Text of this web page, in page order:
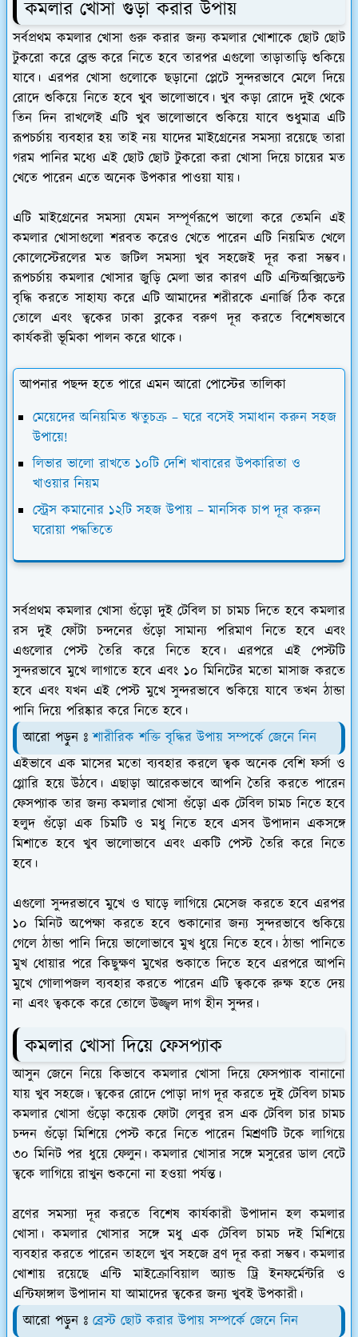
কমলার খোসা গুড়া করার উপায়
সর্বপ্রথম কমলার খোসা গুরু করার জন্য কমলার খোশাকে ছোট ছোট
টুকরো করে ব্লেন্ড করে নিতে হবে তারপর এগুলো তাড়াতাড়ি শুকিয়ে
যাবে। এরপর খোসা গুলোকে ছড়ানো প্লেটে সুন্দরভাবে মেলে দিয়ে
রোদে শুকিয়ে নিতে হবে খুব ভালোভাবে। খুব কড়া রোদে দুই থেকে
তিন দিন রাখলেই এটি খুব ভালোভাবে শুকিয়ে যাবে শুধুমাত্র এটি
রূপচর্চায় ব্যবহার হয় তাই নয় যাদের মাইগ্রেনের সমস্যা রয়েছে তারা
গরম পানির মধ্যে এই ছোট ছোট টুকরো করা খোসা দিয়ে চায়ের মত
খেতে পারেন এতে অনেক উপকার পাওয়া যায়।
এটি মাইগ্রেনের সমস্যা যেমন সম্পূর্ণরূপে ভালো করে তেমনি এই
কমলার খোসাগুলো শরবত করেও খেতে পারেন এটি নিয়মিত খেলে
কোলেস্টেরলের মত জটিল সমস্যা খুব সহজেই দূর করা সম্ভব।
রূপচর্চায় কমলার খোসার জুড়ি মেলা ভার কারণ এটি এন্টিঅক্সিডেন্ট
বৃদ্ধি করতে সাহায্য করে এটি আমাদের শরীরকে এনার্জি ঠিক করে
তোলে এবং ত্বকের ঢাকা ব্লকের বরুণ দূর করতে বিশেষভাবে
কার্যকরী ভূমিকা পালন করে থাকে।
আপনার পছন্দ হতে পারে এমন আরো পোস্টের তালিকা
মেয়েদের অনিয়মিত ঋতুচক্র – ঘরে বসেই সমাধান করুন সহজ
উপায়ে!
লিভার ভালো রাখতে ১০টি দেশি খাবারের উপকারিতা ও
খাওয়ার নিয়ম
স্ট্রেস কমানোর ১২টি সহজ উপায় – মানসিক চাপ দূর করুন
ঘরোয়া পদ্ধতিতে
সর্বপ্রথম কমলার খোসা গুঁড়ো দুই টেবিল চা চামচ দিতে হবে কমলার
রস দুই ফোঁটা চন্দনের গুঁড়ো সামান্য পরিমাণ নিতে হবে এবং
এগুলোর পেস্ট তৈরি করে নিতে হবে। এরপরে এই পেস্টটি
সুন্দরভাবে মুখে লাগাতে হবে এবং ১০ মিনিটের মতো মাসাজ করতে
হবে এবং যখন এই পেস্ট মুখে সুন্দরভাবে শুকিয়ে যাবে তখন ঠান্ডা
পানি দিয়ে পরিষ্কার করে নিতে হবে।
আরো পড়ুন ঃ শারীরিক শক্তি বৃদ্ধির উপায় সম্পর্কে জেনে নিন
এইভাবে এক মাসের মতো ব্যবহার করলে ত্বক অনেক বেশি ফর্সা ও
গ্লোরি হয়ে উঠবে। এছাড়া আরেকভাবে আপনি তৈরি করতে পারেন
ফেসপ্যাক তার জন্য কমলার খোসা গুঁড়ো এক টেবিল চামচ নিতে হবে
হলুদ গুঁড়ো এক চিমটি ও মধু নিতে হবে এসব উপাদান একসঙ্গে
মিশাতে হবে খুব ভালোভাবে এবং একটি পেস্ট তৈরি করে নিতে
হবে।
এগুলো সুন্দরভাবে মুখে ও ঘাড়ে লাগিয়ে মেসেজ করতে হবে এরপর
১০ মিনিট অপেক্ষা করতে হবে শুকানোর জন্য সুন্দরভাবে শুকিয়ে
গেলে ঠান্ডা পানি দিয়ে ভালোভাবে মুখ ধুয়ে নিতে হবে। ঠান্ডা পানিতে
মুখ ধোয়ার পরে কিছুক্ষণ মুখের শুকাতে দিতে হবে এরপরে আপনি
মুখে গোলাপজল ব্যবহার করতে পারেন এটি ত্বককে রুক্ষ হতে দেয়
না এবং ত্বককে করে তোলে উজ্জ্বল দাগ হীন সুন্দর।
কমলার খোসা দিয়ে ফেসপ্যাক
আসুন জেনে নিয়ে কিভাবে কমলার খোসা দিয়ে ফেসপ্যাক বানানো
যায় খুব সহজে। ত্বকের রোদে পোড়া দাগ দূর করতে দুই টেবিল চামচ
কমলার খোসা গুঁড়ো কয়েক ফোটা লেবুর রস এক টেবিল চার চামচ
চন্দন গুঁড়ো মিশিয়ে পেস্ট করে নিতে পারেন মিশ্রণটি টকে লাগিয়ে
৩০ মিনিট পর ধুয়ে ফেলুন। কমলার খোসার সঙ্গে মসুরের ডাল বেটে
ত্বকে লাগিয়ে রাখুন শুকনো না হওয়া পর্যন্ত।
ব্রণের সমস্যা দূর করতে বিশেষ কার্যকারী উপাদান হল কমলার
খোসা। কমলার খোসার সঙ্গে মধু এক টেবিল চামচ দই মিশিয়ে
ব্যবহার করতে পারেন তাহলে খুব সহজে ব্রণ দূর করা সম্ভব। কমলার
খোশায় রয়েছে এন্টি মাইক্রোবিয়াল অ্যান্ড ট্রি ইনফর্মেন্টরি ও
এন্টিফাঙ্গাল উপাদান যা আমাদের ত্বকের জন্য খুবই উপকারী।
আরো পড়ুন ঃ ব্রেস্ট ছোট করার উপায় সম্পর্কে জেনে নিন